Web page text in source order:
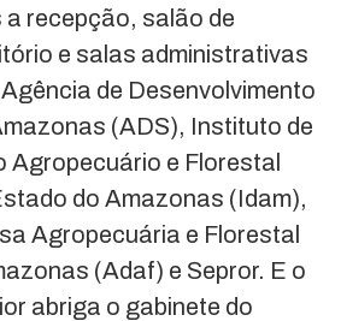
recepção, salão de
e salas administrativas
de Desenvolvimento
(ADS), Instituto de
Agropecuário e Florestal
do Amazonas (Idam),
Agropecuária e Florestal
(Adaf) e Sepror. E o
abriga o gabinete do